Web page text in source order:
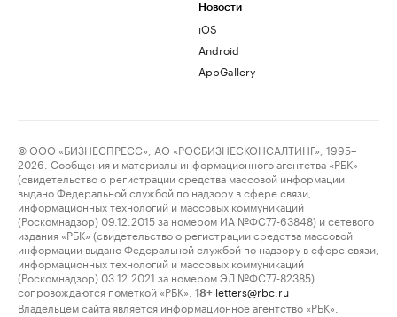
Новости
iOS
Android
AppGallery
© ООО «БИЗНЕСПРЕСС», АО «РОСБИЗНЕСКОНСАЛТИНГ», 1995–
2026. Сообщения и материалы информационного агентства «РБК»
(свидетельство о регистрации средства массовой информации
выдано Федеральной службой по надзору в сфере связи,
информационных технологий и массовых коммуникаций
(Роскомнадзор) 09.12.2015 за номером ИА №ФС77-63848) и сетевого
издания «РБК» (свидетельство о регистрации средства массовой
информации выдано Федеральной службой по надзору в сфере связи,
информационных технологий и массовых коммуникаций
(Роскомнадзор) 03.12.2021 за номером ЭЛ №ФС77-82385)
сопровождаются пометкой «РБК».
18+ letters@rbc.ru
Владельцем сайта является информационное агентство «РБК».